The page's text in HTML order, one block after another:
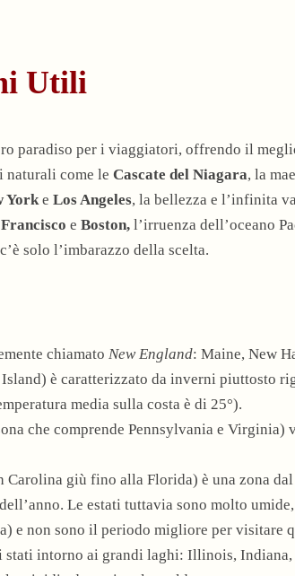
Utili
paradiso per i viaggiatori, offrendo il
naturali come le Cascate del Niagara, la
York e Los Angeles, la bellezza e l’infinita
Francisco e Boston, l’irruenza dell’oceano
solo l’imbarazzo della scelta.
chiamato New England: Maine, New
è caratterizzato da inverni piuttosto
media sulla costa è di 25°).
che comprende Pennsylvania e Virginia)
Carolina giù fino alla Florida) è una zona
Le estati tuttavia sono molto
e non sono il periodo migliore per visitare
stati intorno ai grandi laghi: Illinois,